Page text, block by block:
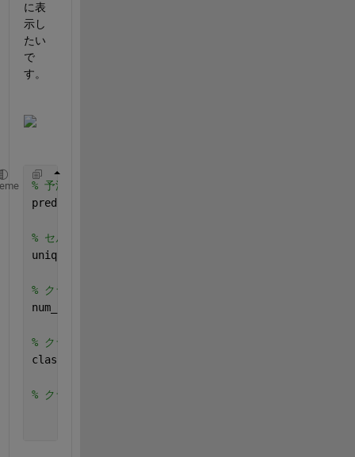
に表
示し
たい
で
す。
% 予測結果を画像データに変換する。
predicted_image = reshape(yfit, size_array(1),
% セル配列内のユニークなクラス名を取得
unique_classes = unique(yfit);
% クラスの数を計算
num_classes = numel(unique_classes);
% クラスごとの色を生成
class_colors = jet(num_classes);
% クラスごとに色を変えて画像として表示